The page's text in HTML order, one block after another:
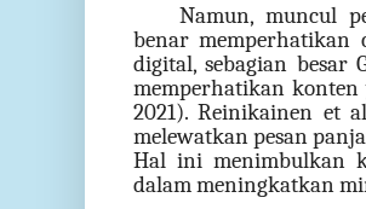
Namun, muncul
benar memperhatikan
digital, sebagian
memperhatikan konten
2021). Reinikainen et
melewatkan pesan
Hal ini menimbulkan
dalam meningkatkan